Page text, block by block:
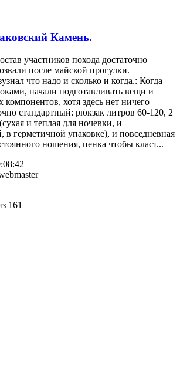
Камень.
участников похода достаточно
после майской прогулки.
что надо и сколько и когда.: Когда
начали подготавливать вещи и
хотя здесь нет ничего
стандартный: рюкзак литров 60-120, 2
и теплая для ночевки, и
в герметичной упаковке), и повседневная
ношения, пенка чтобы класт...
161